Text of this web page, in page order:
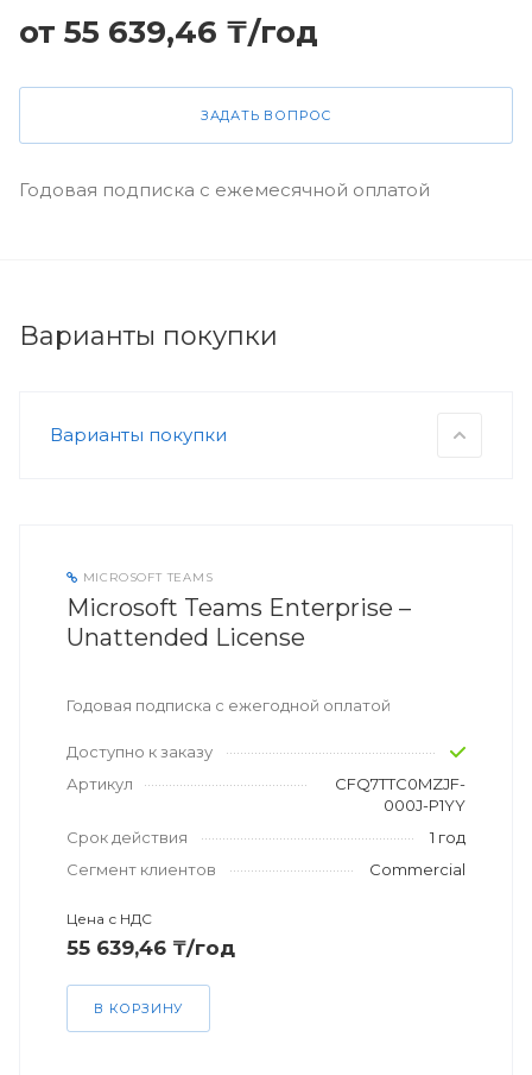
от 55 639,46 ₸/год
ЗАДАТЬ ВОПРОС
Годовая подписка с ежемесячной оплатой
Варианты покупки
Варианты покупки
MICROSOFT TEAMS
Microsoft Teams Enterprise –
Unattended License
Годовая подписка с ежегодной оплатой
Доступно к заказу
Артикул
CFQ7TTC0MZJF-
000J-P1YY
Срок действия
1 год
Сегмент клиентов
Commercial
Цена с НДС
55 639,46 ₸/год
В КОРЗИНУ